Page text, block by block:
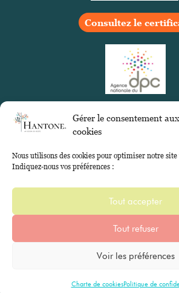
Gérer le consentement aux
cookies
Nous utilisons des cookies pour optimiser notre
Indiquez-nous vos préférences :
Tout accepter
Tout refuser
Voir les préférences
Charte de cookiesPolitique de
Consultez le
Fait avec 🤍 par DDESIGN | Identité